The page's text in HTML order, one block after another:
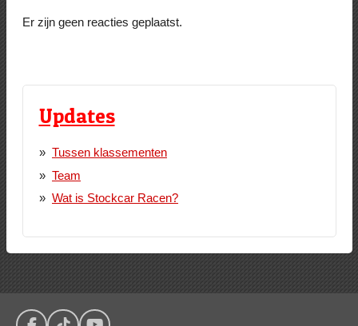
Er zijn geen reacties geplaatst.
Updates
Tussen klassementen
Team
Wat is Stockcar Racen?